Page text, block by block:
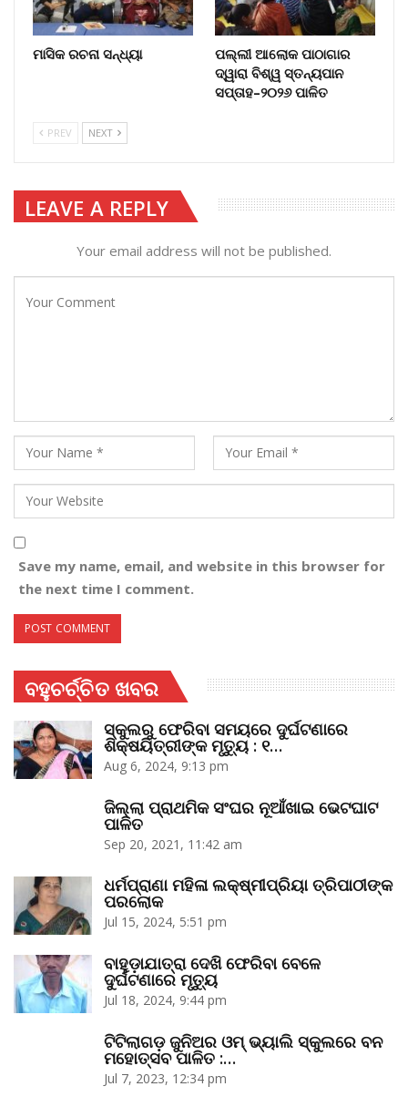
ମାସିକ ରଚନା ସନ୍ଧ୍ୟା
ପଲ୍ଲୀ ଆଲୋକ ପାଠାଗାର
ଦ୍ୱାରା ବିଶ୍ୱ ସ୍ତନ୍ୟପାନ
ସପ୍ତାହ–୨୦୨୬ ପାଳିତ
PREV NEXT
LEAVE A REPLY
Your email address will not be published.
Save my name, email, and website in this browser for
the next time I comment.
ବହୁଚର୍ଚ୍ଚିତ ଖବର
ସ୍କୁଲରୁ ଫେରିବା ସମୟରେ ଦୁର୍ଘଟଣାରେ
ଶିକ୍ଷୟିତ୍ରୀଙ୍କ ମୃତ୍ୟୁ : ୧…
Aug 6, 2024, 9:13 pm
ଜିଲ୍ଲା ପ୍ରାଥମିକ ସଂଘର ନୂଆଁଖାଇ ଭେଟଘାଟ
ପାଳିତ
Sep 20, 2021, 11:42 am
ଧର୍ମପ୍ରାଣା ମହିଳା ଲକ୍ଷ୍ମୀପ୍ରିୟା ତ୍ରିପାଠୀଙ୍କ
ପରଲୋକ
Jul 15, 2024, 5:51 pm
ବାହୁଡ଼ାଯାତ୍ରା ଦେଖି ଫେରିବା ବେଳେ
ଦୁର୍ଘଟଣାରେ ମୃତ୍ୟୁ
Jul 18, 2024, 9:44 pm
ଟିଟିଲାଗଡ଼ ଜୁନିଅର ଓମ୍‌ ଭ୍ୟାଲି ସ୍କୁଲରେ ବନ
ମହୋତ୍ସବ ପାଳିତ :…
Jul 7, 2023, 12:34 pm